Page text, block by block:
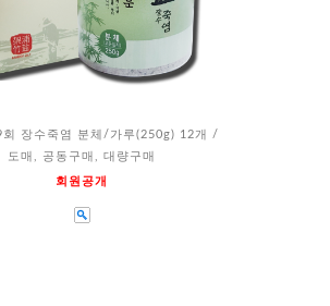
회 장수죽염 분체/가루(250g) 12개 /
도매, 공동구매, 대량구매
회원공개